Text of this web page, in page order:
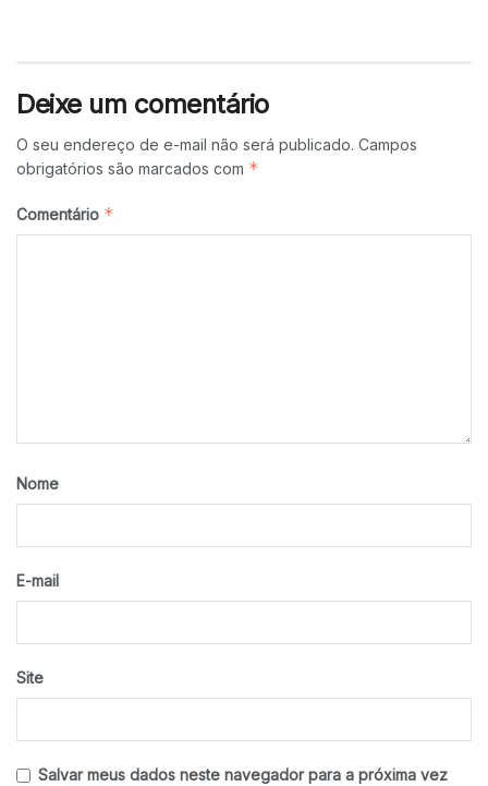
Deixe um comentário
O seu endereço de e-mail não será publicado. Campos
obrigatórios são marcados com *
Comentário *
Nome
E-mail
Site
Salvar meus dados neste navegador para a próxima vez